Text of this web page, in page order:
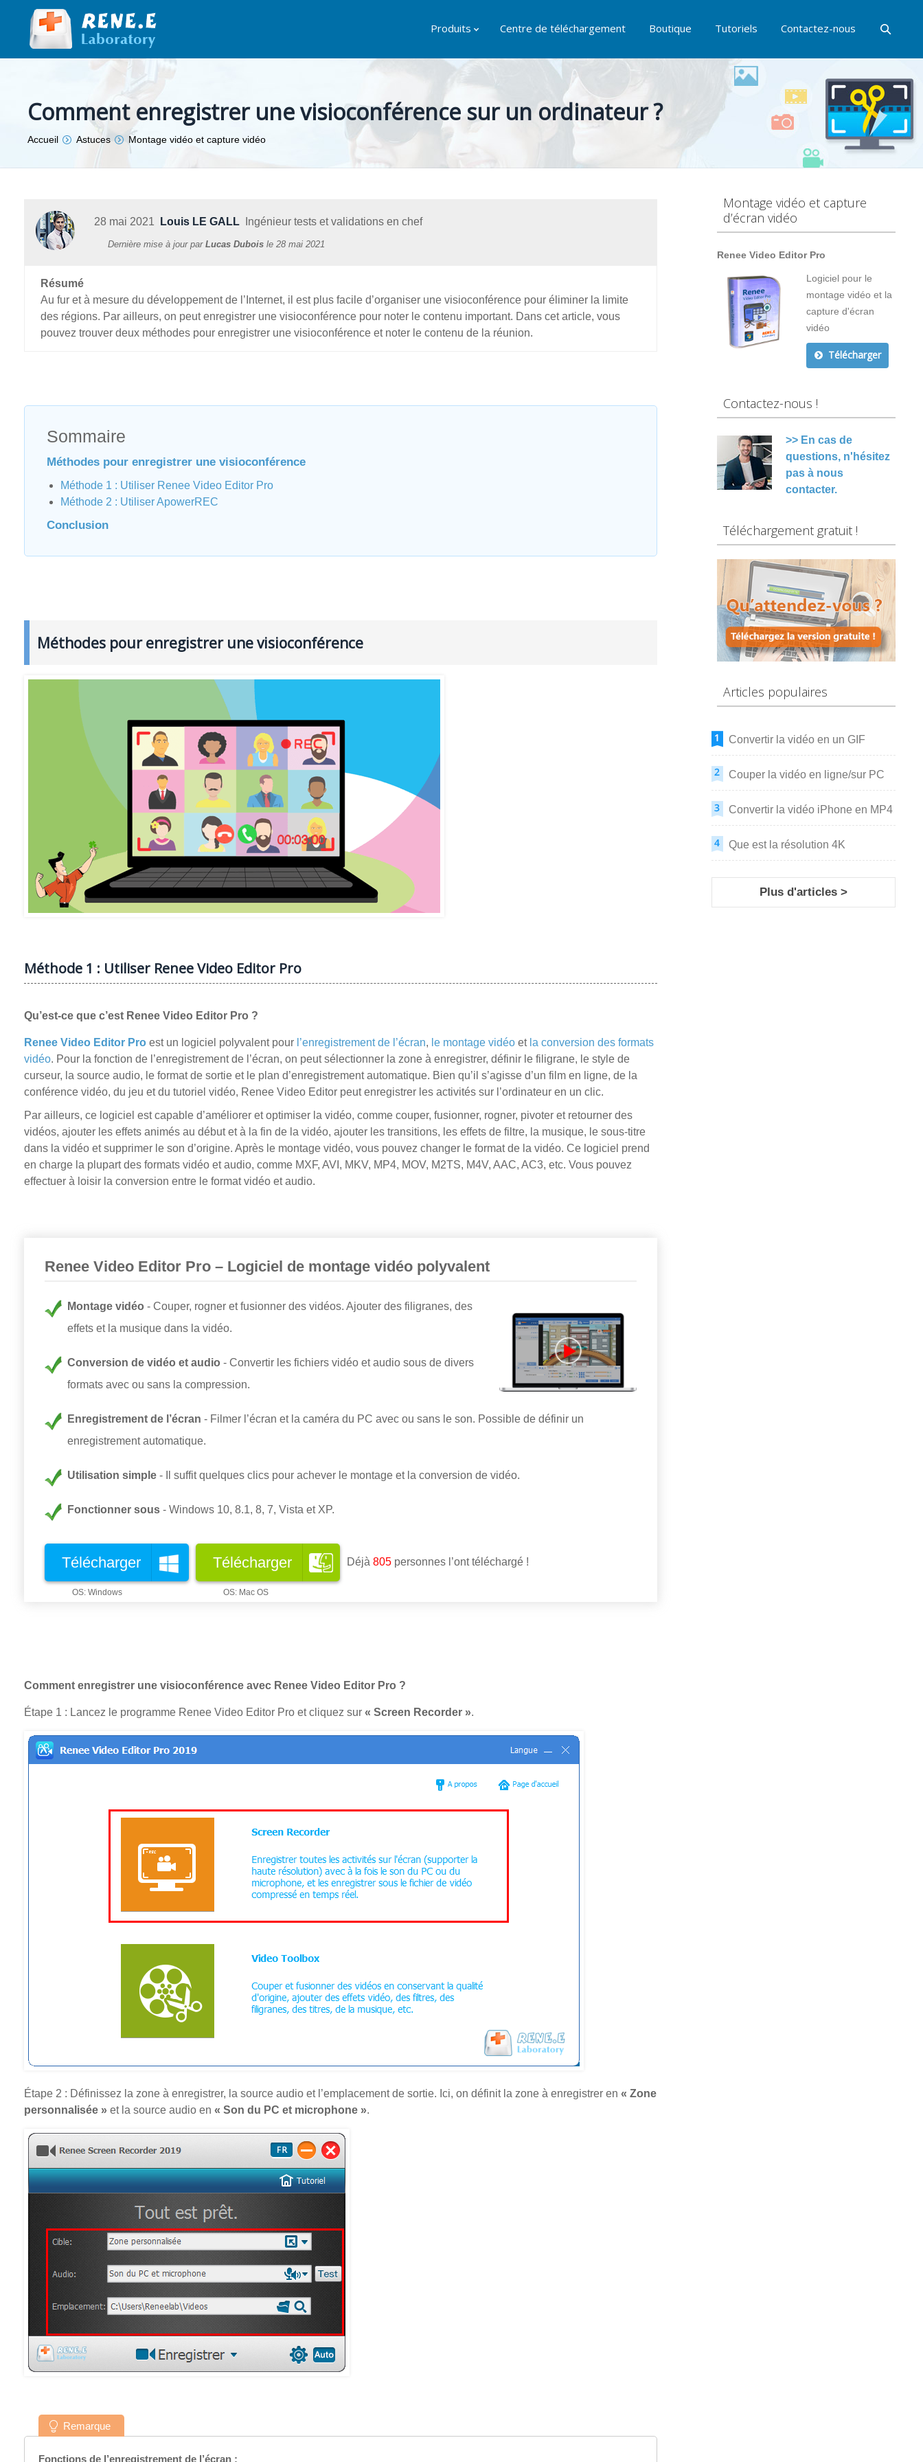
Produits Centre de téléchargement Boutique Tutoriels Contactez-nous
Comment enregistrer une visioconférence sur un ordinateur ?
Vous êtes ici :
Accueil Astuces Montage vidéo et capture vidéo
28 mai 2021 Louis LE GALL Ingénieur tests et validations en chef
Dernière mise à jour par Lucas Dubois le 28 mai 2021
Résumé
Au fur et à mesure du développement de l’Internet, il est plus facile d’organiser une visioconférence pour éliminer la limite
des régions. Par ailleurs, on peut enregistrer une visioconférence pour noter le contenu important. Dans cet article, vous
pouvez trouver deux méthodes pour enregistrer une visioconférence et noter le contenu de la réunion.
Sommaire
Méthodes pour enregistrer une visioconférence
Méthode 1 : Utiliser Renee Video Editor Pro
Méthode 2 : Utiliser ApowerREC
Conclusion
Méthodes pour enregistrer une visioconférence
Méthode 1 : Utiliser Renee Video Editor Pro
Qu’est-ce que c’est Renee Video Editor Pro ?
Renee Video Editor Pro est un logiciel polyvalent pour l’enregistrement de l’écran, le montage vidéo et la conversion des formats
vidéo. Pour la fonction de l’enregistrement de l’écran, on peut sélectionner la zone à enregistrer, définir le filigrane, le style de
curseur, la source audio, le format de sortie et le plan d’enregistrement automatique. Bien qu’il s’agisse d’un film en ligne, de la
conférence vidéo, du jeu et du tutoriel vidéo, Renee Video Editor peut enregistrer les activités sur l’ordinateur en un clic.
Par ailleurs, ce logiciel est capable d’améliorer et optimiser la vidéo, comme couper, fusionner, rogner, pivoter et retourner des
vidéos, ajouter les effets animés au début et à la fin de la vidéo, ajouter les transitions, les effets de filtre, la musique, le sous-titre
dans la vidéo et supprimer le son d’origine. Après le montage vidéo, vous pouvez changer le format de la vidéo. Ce logiciel prend
en charge la plupart des formats vidéo et audio, comme MXF, AVI, MKV, MP4, MOV, M2TS, M4V, AAC, AC3, etc. Vous pouvez
effectuer à loisir la conversion entre le format vidéo et audio.
Renee Video Editor Pro – Logiciel de montage vidéo polyvalent
Montage vidéo
Couper, rogner et fusionner des vidéos. Ajouter des filigranes, des
effets et la musique dans la vidéo.
Conversion de vidéo et audio
Convertir les fichiers vidéo et audio sous de divers
formats avec ou sans la compression.
Enregistrement de l’écran
Filmer l’écran et la caméra du PC avec ou sans le son. Possible de définir un
enregistrement automatique.
Utilisation simple Il suffit quelques clics pour achever le montage et la conversion de vidéo.
Fonctionner sous Windows 10, 8.1, 8, 7, Vista et XP.
Télécharger Télécharger Déjà 808 personnes l’ont téléchargé !
Comment enregistrer une visioconférence avec Renee Video Editor Pro ?
Étape 1 : Lancez le programme Renee Video Editor Pro et cliquez sur « Screen Recorder ».
Étape 2 : Définissez la zone à enregistrer, la source audio et l’emplacement de sortie. Ici, on définit la zone à enregistrer en « Zone
personnalisée » et la source audio en « Son du PC et microphone ».
Remarque
Fonctions de l’enregistrement de l’écran :
Montage vidéo et capture
d’écran vidéo
Renee Video Editor Pro
Logiciel pour le
montage vidéo et la
capture d'écran
vidéo
Télécharger
Contactez-nous !
>> En cas de
questions, n'hésitez
pas à nous
contacter.
Téléchargement gratuit !
Articles populaires
Convertir la vidéo en un GIF
Couper la vidéo en ligne/sur PC
Convertir la vidéo iPhone en MP4
Que est la résolution 4K
Plus d'articles >